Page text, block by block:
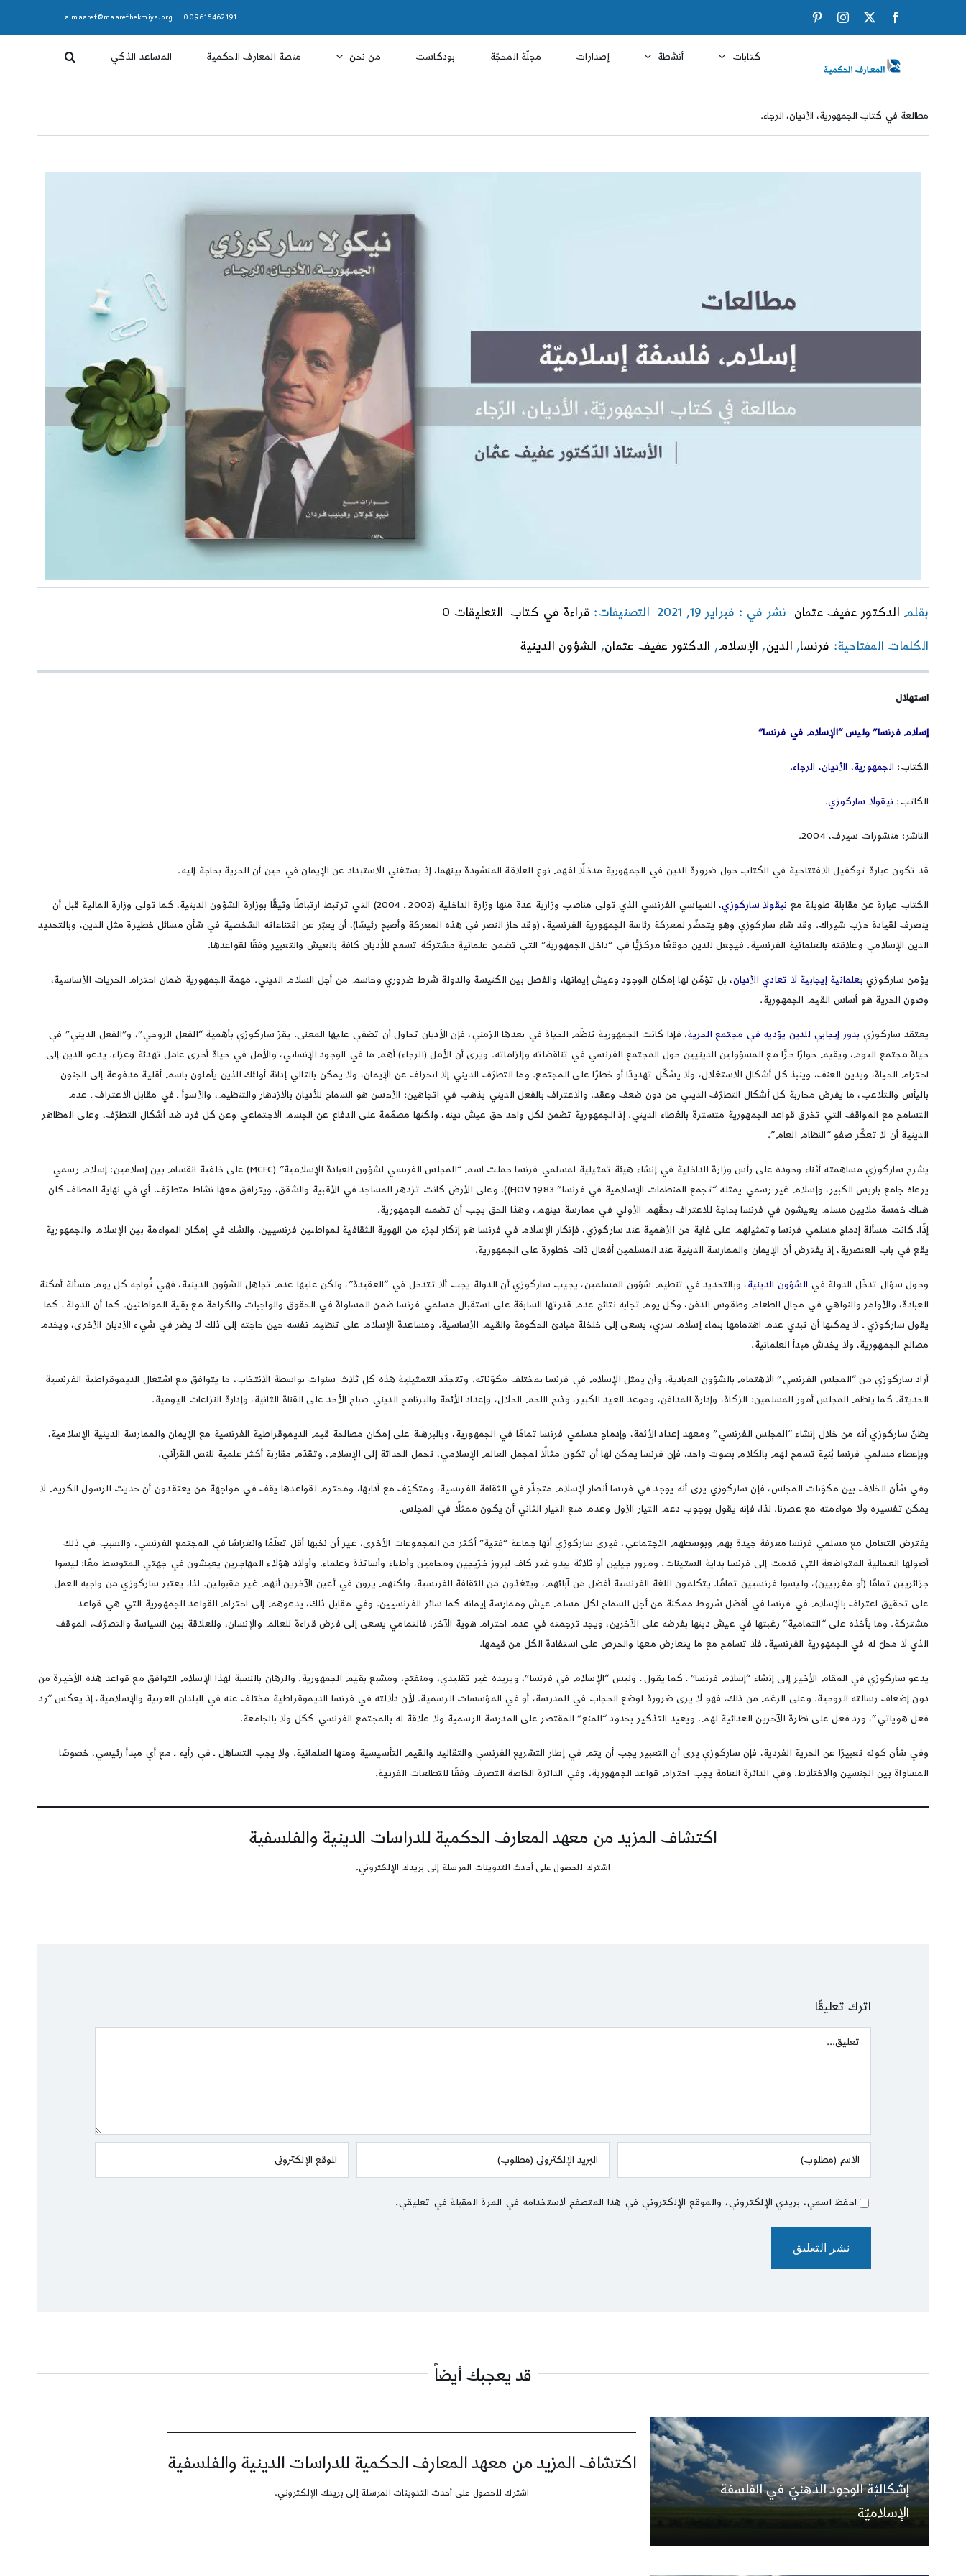
Facebook
X
Instagram
009615462191
almaaref@maarefhekmiya.org
كتابات أنشطة إصدارات مجلّة المحجّة بودكاست من نحن منصة المعارف الحكمية المساعد الذكي
مطالعة في كتاب الجمهورية، الأديان، الرجاء.
بقلم الدكتور عفيف عثمان نشر في : فبراير 19, 2021 التصنيفات: قراءة في كتاب التعليقات 0
on
الجمهورية،
الكلمات المفتاحية: فرنسا, الدين, الإسلام, الدكتور عفيف عثمان, الشؤون الدينية
استهلال
إسلام فرنسا” وليس “الإسلام في فرنسا”
الكتاب: الجمهورية، الأديان، الرجاء.
الكاتب: نيقولا ساركوزي.
الناشر: منشورات سيرف، 2004.
قد تكون عبارة توكفيل الافتتاحية في الكتاب حول ضرورة الدين في الجمهورية مدخلًا لفهم نوع العلاقة المنشودة بينهما، إذ يستغني الاستبداد عن الإيمان في حين أن الحرية بحاجة إليه.
الكتاب عبارة عن مقابلة طويلة مع نيقولا ساركوزي
، السياسي الفرنسي الذي تولى مناصب وزارية عدة منها وزارة الداخلية (2002 ـ 2004) التي ترتبط ارتباطًا وثيقًا بوزارة الشؤون الدينية، كما تولى وزارة المالية قبل أن
ينصرف لقيادة حزب شيراك. وقد شاء ساركوزي وهو يتحضّر لمعركة رئاسة الجمهورية الفرنسية، (وقد حاز النصر في هذه المعركة وأصبح رئيسًا)، أن يعبّر عن اقتناعاته الشخصية في شأن مسائل خطيرة مثل الدين، وبالتحديد
الدين الإسلامي وعلاقته بالعلمانية الفرنسية. فيجعل للدين موقعًا مركزيًّا في “داخل الجمهورية” التي تضمن علمانية مشتركة تسمح للأديان كافة بالعيش والتعبير وفقًا لقواعدها.
يؤمن ساركوزي بعلمانية إيجابية لا تعادي الأديان، بل تؤمّن لها إمكان الوجود وعيش إيمانها، والفصل بين الكنيسة والدولة شرط ضروري وحاسم من أجل السلام الديني. مهمة الجمهورية ضمان احترام الحريات الأساسية،
وصون الحرية هو أساس القيم الجمهورية.
يعتقد ساركوزي بدور إيجابي للدين يؤديه في مجتمع الحرية، فإذا كانت الجمهورية تنظّم الحياة في بعدها الزمني، فإن الأديان تحاول أن تضفي عليها المعنى. يقرّ ساركوزي بأهمية “الفعل الروحي”، و”الفعل الديني” في
حياة مجتمع اليوم، ويقيم حوارًا حرًّا مع المسؤولين الدينيين حول المجتمع الفرنسي في تناقضاته وإلزاماته. ويرى أن الأمل (الرجاء) أهم ما في الوجود الإنساني، والأمل في حياة أخرى عامل تهدئة وعزاء. يدعو الدين إلى
احترام الحياة، ويدين العنف، وينبذ كل أشكال الاستغلال، ولا يشكّل تهديدًا أو خطرًا على المجتمع. وما التطرّف الديني إلا انحراف عن الإيمان، ولا يمكن بالتالي إدانة أولئك الذين يأملون باسم أقلية مدفوعة إلى الجنون
باليأس والتلاعب، ما يفرض محاربة كل أشكال التطرّف الديني من دون ضعف وعقد. والاعتراف بالفعل الديني يذهب في اتجاهين: الأحسن هو السماح للأديان بالازدهار والتنظيم، والأسوأ ـ في مقابل الاعتراف ـ عدم
التسامح مع المواقف التي تخرق قواعد الجمهورية متسترة بالغطاء الديني. إذ الجمهورية تضمن لكل واحد حق عيش دينه، ولكنها مصمّمة على الدفاع عن الجسم الاجتماعي وعن كل فرد ضد أشكال التطرّف، وعلى المظاهر
الدينية أن لا تعكّر صفو “النظام العام”.
يشرح ساركوزي مساهمته أثناء وجوده على رأس وزارة الداخلية في إنشاء هيئة تمثيلية لمسلمي فرنسا حملت اسم “المجلس الفرنسي لشؤون العبادة الإسلامية” (MCFC) على خلفية انقسام بين إسلامين: إسلام رسمي
يرعاه جامع باريس الكبير، وإسلام غير رسمي يمثله “تجمع المنظمات الإسلامية في فرنسا” FIOV 1983)). وعلى الأرض كانت تزدهر المساجد في الأقبية والشقق، ويترافق معها نشاط متطرّف. أي في نهاية المطاف كان
هناك خمسة ملايين مسلم يعيشون في فرنسا بحاجة للاعتراف بحقّهم الأولي في ممارسة دينهم، وهذا الحق يجب أن تضمنه الجمهورية.
إذًا، كانت مسألة إدماج مسلمي فرنسا وتمثيلهم على غاية من الأهمية عند ساركوزي، فإنكار الإسلام في فرنسا هو إنكار لجزء من الهوية الثقافية لمواطنين فرنسيين. والشك في إمكان المواءمة بين الإسلام والجمهورية
يقع في باب العنصرية، إذ يفترض أن الإيمان والممارسة الدينية عند المسلمين أفعال ذات خطورة على الجمهورية.
وحول سؤال تدخّل الدولة في الشؤون الدينية، وبالتحديد في تنظيم شؤون المسلمين، يجيب ساركوزي أن الدولة يجب ألا تتدخل في “العقيدة”، ولكن عليها عدم تجاهل الشؤون الدينية، فهي تُواجه كل يوم مسألة أمكنة
العبادة، والأوامر والنواهي في مجال الطعام وطقوس الدفن، وكل يوم تجابه نتائج عدم قدرتها السابقة على استقبال مسلمي فرنسا ضمن المساواة في الحقوق والواجبات والكرامة مع بقية المواطنين. كما أن الدولة ـ كما
يقول ساركوزي ـ لا يمكنها أن تبدي عدم اهتمامها بنماء إسلام سري، يسعى إلى خلخلة مبادئ الحكومة والقيم الأساسية. ومساعدة الإسلام على تنظيم نفسه حين حاجته إلى ذلك لا يضر في شيء الأديان الأخرى، ويخدم
مصالح الجمهورية، ولا يخدش مبدأ العلمانية.
أراد ساركوزي من “المجلس الفرنسي” الاهتمام بالشؤون العبادية، وأن يمثل الإسلام في فرنسا بمختلف مكوّناته. وتتجدّد التمثيلية هذه كل ثلاث سنوات بواسطة الانتخاب، ما يتوافق مع اشتغال الديموقراطية الفرنسية
الحديثة. كما ينظم المجلس أمور المسلمين: الزكاة، وإدارة المدافن، وموعد العيد الكبير، وذبح اللحم الحلال، وإعداد الأئمة والبرنامج الديني صباح الأحد على القناة الثانية، وإدارة النزاعات اليومية.
يظنّ ساركوزي أنه من خلال إنشاء “المجلس الفرنسي” ومعهد إعداد الأئمة، وإدماج مسلمي فرنسا تمامًا في الجمهورية، وبالبرهنة على إمكان مصالحة قيم الديموقراطية الفرنسية مع الإيمان والممارسة الدينية الإسلامية،
وبإعطاء مسلمي فرنسا بُنية تسمح لهم بالكلام بصوت واحد، فإن فرنسا يمكن لها أن تكون مثالًا لمجمل العالم الإسلامي، تحمل الحداثة إلى الإسلام، وتقدّم مقاربة أكثر علمية للنص القرآني.
وفي شأن الخلاف بين مكوّنات المجلس، فإن ساركوزي يرى أنه يوجد في فرنسا أنصار لإسلام متجذّر في الثقافة الفرنسية، ومتكيّف مع آدابها، ومحترم لقواعدها يقف في مواجهة من يعتقدون أن حديث الرسول الكريم لا
يمكن تفسيره ولا مواءمته مع عصرنا. لذا، فإنه يقول بوجوب دعم التيار الأول وعدم منع التيار الثاني أن يكون ممثلًا في المجلس.
يفترض التعامل مع مسلمي فرنسا معرفة جيدة بهم وبوسطهم الاجتماعي، فيرى ساركوزي أنها جماعة “فتية” أكثر من المجموعات الأخرى، غير أن نخبها أقل تعلّمًا وانغراسًا في المجتمع الفرنسي، والسبب في ذلك
أصولها العمالية المتواضعة التي قدمت إلى فرنسا بداية الستينات. ومرور جيلين أو ثلاثة يبدو غير كاف لبروز خرّيجين ومحامين وأطباء وأساتذة وعلماء. وأولاد هؤلاء المهاجرين يعيشون في جهتي المتوسط معًا: ليسوا
جزائريين تمامًا (أو مغربيين)، وليسوا فرنسيين تمامًا. يتكلمون اللغة الفرنسية أفضل من آبائهم، ويتغذون من الثقافة الفرنسية، ولكنهم يرون في أعين الآخرين أنهم غير مقبولين. لذا، يعتبر ساركوزي من واجبه العمل
على تحقيق اعتراف بالإسلام في فرنسا في أفضل شروط ممكنة من أجل السماح لكل مسلم عيش وممارسة إيمانه كما سائر الفرنسيين. وفي مقابل ذلك، يدعوهم إلى احترام القواعد الجمهورية التي هي قواعد
مشتركة. وما يأخذه على “التمامية” رغبتها في عيش دينها بفرضه على الآخرين، ويجد ترجمته في عدم احترام هوية الآخر، فالتمامي يسعى إلى فرض قراءة للعالم والإنسان، وللعلاقة بين السياسة والتصرّف، الموقف
الذي لا محلّ له في الجمهورية الفرنسية. فلا تسامح مع ما يتعارض معها والحرص على استفادة الكل من قيمها.
يدعو ساركوزي في المقام الأخير إلى إنشاء “إسلام فرنسا” ـ كما يقول ـ وليس “الإسلام في فرنسا”، ويريده غير تقليدي، ومنفتح، ومشبع بقيم الجمهورية. والرهان بالنسبة لهذا الإسلام التوافق مع قواعد هذه الأخيرة من
دون إضعاف رسالته الروحية. وعلى الرغم من ذلك، فهو لا يرى ضرورة لوضع الحجاب في المدرسة، أو في المؤسسات الرسمية. لأن دلالته في فرنسا الديموقراطية مختلف عنه في البلدان العربية والإسلامية، إذ يعكس “رد
فعل هوياتي”، ورد فعل على نظرة الآخرين العدائية لهم. ويعيد التذكير بحدود “المنع” المقتصر على المدرسة الرسمية ولا علاقة له بالمجتمع الفرنسي ككل ولا بالجامعة.
وفي شأن كونه تعبيرًا عن الحرية الفردية، فإن ساركوزي يرى أن التعبير يجب أن يتم في إطار التشريع الفرنسي والتقاليد والقيم التأسيسية ومنها العلمانية. ولا يجب التساهل ـ في رأيه ـ مع أي مبدأ رئيسي، خصوصًا
المساواة بين الجنسين والاختلاط. وفي الدائرة العامة يجب احترام قواعد الجمهورية، وفي الدائرة الخاصة التصرف وفقًا للتطلعات الفردية.
اكتشاف المزيد من معهد المعارف الحكمية للدراسات الدينية والفلسفية
اشترك للحصول على أحدث التدوينات المرسلة إلى بريدك الإلكتروني.
اترك تعليقًا
Comment
احفظ اسمي، بريدي الإلكتروني، والموقع الإلكتروني في هذا المتصفح لاستخدامه في المرة المقبلة في تعليقي.
قد يعجبك أيضاً
إشكاليّة الوجود الذهنيّ في الفلسفة
الإسلاميّة
اكتشاف المزيد من معهد المعارف الحكمية للدراسات الدينية والفلسفية
اشترك للحصول على أحدث التدوينات المرسلة إلى بريدك الإلكتروني.